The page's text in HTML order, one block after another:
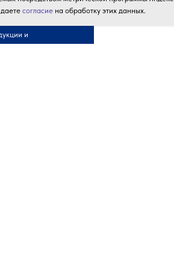
и
согласие на обработку этих данных.